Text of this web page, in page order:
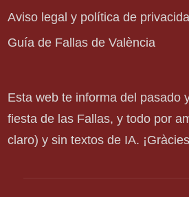
Aviso legal y política de
Guía de Fallas de València
Esta web te informa del pasado
fiesta de las Fallas, y todo por
claro) y sin textos de IA.